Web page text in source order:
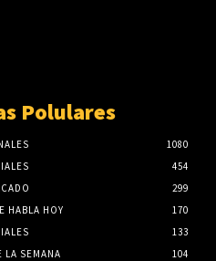
Polulares
1080
454
299
HABLA HOY
170
133
LA SEMANA
104